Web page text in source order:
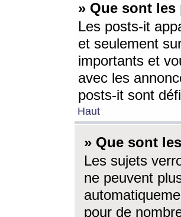
» Que sont
Les posts-it
et seulement
importants et
avec les
posts-it sont
Haut
» Que sont
Les sujets
ne peuvent
pour de